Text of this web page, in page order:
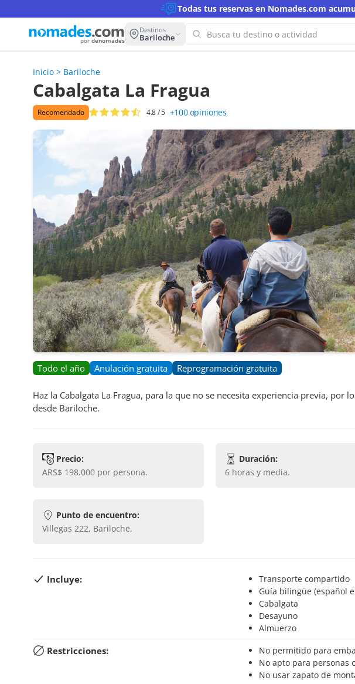
Todas tus reservas en Nomades.com
por denomades
Destinos
Bariloche
¡Oops! No hemos
Intenta con otra palabra clave
Inicio > Bariloche
Cabalgata La Fragua
Recomendado 4.8/ 5 +100 opiniones
Todo el año Anulación gratuita Reprogramación gratuita
Haz la Cabalgata La Fragua, para la que no se necesita experiencia previa, por
desde Bariloche.
Precio:
ARS$ 198.000 por persona.
Duración:
6 horas y media.
Punto de encuentro:
Villegas 222, Bariloche.
Incluye:
Transporte compartido
Guía bilingüe (español
Cabalgata
Desayuno
Almuerzo
Restricciones:
No permitido para
No apto para
No usar zapato de